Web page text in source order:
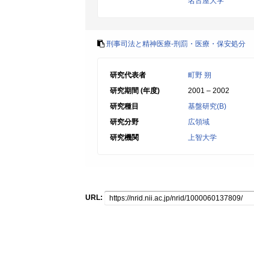
刑事司法と精神医療-刑罰・医療・保安処分
研究代表者
町野 朔
研究期間 (年度)
2001 – 2002
研究種目
基盤研究(B)
研究分野
広領域
研究機関
上智大学
URL: